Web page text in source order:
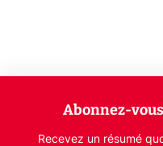
Abonnez-
Recevez un résumé